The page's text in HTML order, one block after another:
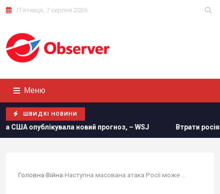
П'ятниця, 7 серпня 2026
Меню
ШВИДКІ НОВИНИ
новий прогноз, – WSJ Втрати росіян в Україні
Головна›Війна›